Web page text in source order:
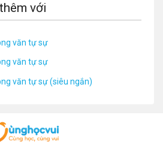
với
văn tự sự
văn tự sự
văn tự sự (siêu ngắn)